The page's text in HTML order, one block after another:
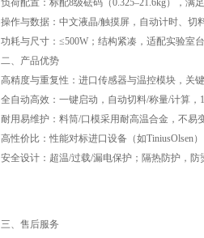
负荷配置：标配8级砝码（0.325–21.6kg），满
操作与数据：中文液晶/触摸屏，自动计时、切
功耗与尺寸：≤500W；结构紧凑，适配实验室
二、产品优势
高精度与重复性：进口传感器与温控模块，关
全自动高效：一键启动，自动切料/称量/计算
耐用易维护：料筒/口模采用耐高温合金，不
高性价比：性能对标进口设备（如TiniusOlsen
安全设计：超温/过载/漏电保护；隔热防护，
三、售后服务